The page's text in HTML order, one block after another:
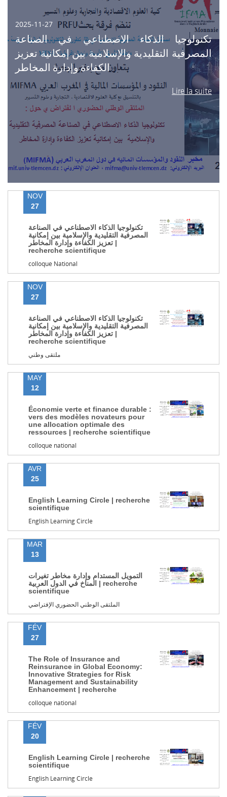
2025-11-27
تكنولوجيا الذكاء الاصطناعي في الصناعة
المصرفية التقليدية والإسلامية بين إمكانية تعزيز
الكفاءة وإدارة المخاطر
Lire la suite
NOV
27
تكنولوجيا الذكاء الاصطناعي في الصناعة
المصرفية التقليدية والإسلامية بين إمكانية
تعزيز الكفاءة وإدارة المخاطر |
recherche scientifique
colloque National
NOV
27
تكنولوجيا الذكاء الاصطناعي في الصناعة
المصرفية التقليدية والإسلامية بين إمكانية
تعزيز الكفاءة وإدارة المخاطر |
recherche scientifique
ملتقى وطني
MAY
12
Économie verte et finance durable :
vers des modèles novateurs pour
une allocation optimale des
ressources | recherche scientifique
colloque national
AVR
25
English Learning Circle | recherche
scientifique
English Learning Circle
MAR
13
التمويل المستدام وإدارة مخاطر تغيرات
المناخ في الدول العربية | recherche
scientifique
الملتقى الوطني الحضوري الإفتراضي
FÉV
27
The Role of Insurance and
Reinsurance in Global Economy:
Innovative Strategies for Risk
Management and Sustainability
Enhancement | recherche
colloque national
FÉV
20
English Learning Circle | recherche
scientifique
English Learning Circle